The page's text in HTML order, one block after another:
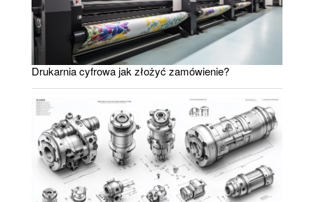
Drukarnia cyfrowa jak złożyć zamówienie?